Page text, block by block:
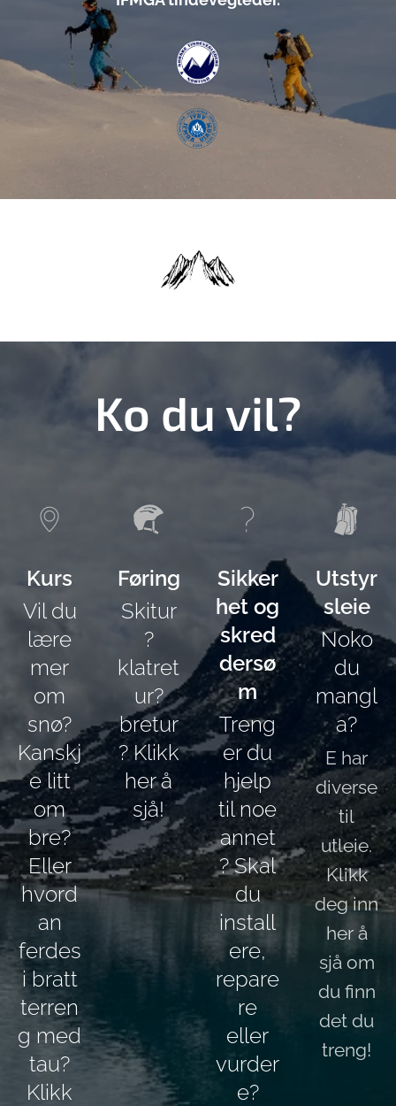
Ko du vil?
Kurs
Vil du
lære
mer
om
snø?
Kanskj
e litt
om
bre?
Eller
hvord
an
ferdes
i bratt
terren
g med
tau?
Klikk
Føring
Skitur
?
klatret
ur?
bretur
? Klikk
her å
sjå!
Sikker
het og
skred
dersø
m
Treng
er du
hjelp
til noe
annet
? Skal
du
install
ere,
repare
re
eller
vurder
e?
Utstyr
sleie
Noko
du
mangl
a?
E har
diverse
til
utleie.
Klikk
deg inn
her å
sjå om
du finn
det du
treng!